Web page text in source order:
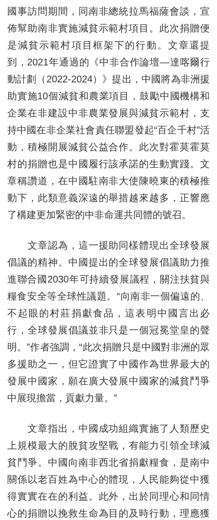
國事訪問期間，同南非總統拉馬福薩會談，宣
佈幫助南非實施減貧示範村項目。此次捐贈便
是減貧示範村項目框架下的行動。文章還提
到，2021年通過的《中非合作論壇—達喀爾行
動計劃（2022-2024）》提出，中國將為非洲援
助實施10個減貧和農業項目，鼓勵中國機構和
企業在非建設中非農業發展與減貧示範村，支
持中國在非企業社會責任聯盟發起“百企千村”活
動，積極開展減貧公益合作。此次對霍莫霍莫
村的捐贈也是中國履行該承諾的生動實踐。文
章稱讚道，在中國駐南非大使陳曉東的積極推
動下，此類意義深遠的舉措越來越多，正響應
了構建更加緊密的中非命運共同體的號召。
文章認為，這一援助同樣體現出全球發展
倡議的精神。中國提出的全球發展倡議助力推
進聯合國2030年可持續發展議程，關注扶貧與
糧食安全等全球性議題。“向南非一個偏遠的、
不起眼的村莊捐獻食品，這表明中國言出必
行，全球發展倡議並非只是一個冠冕堂皇的聲
明。”作者強調，“此次捐贈只是中國對非洲的眾
多援助之一，但它證實了中國作為世界最大的
發展中國家，願在廣大發展中國家的減貧鬥爭
中展現擔當，貢獻力量。”
文章指出，中國成功組織實施了人類歷史
上規模最大的脫貧攻堅戰，有能力引領全球減
貧鬥爭。中國向南非西北省捐獻糧食，是南中
關係以老百姓為中心的體現，人民能夠從中獲
得實實在在的利益。此外，出於同理心和同情
心的捐贈以挽救生命為目的及時行動，理應獲